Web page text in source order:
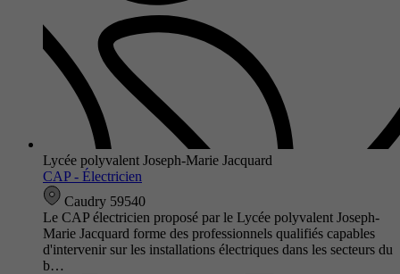
Lycée polyvalent Joseph-Marie Jacquard
CAP - Électricien
Caudry 59540
Le CAP électricien proposé par le Lycée polyvalent Joseph-
Marie Jacquard forme des professionnels qualifiés capables
d'intervenir sur les installations électriques dans les secteurs du
b…